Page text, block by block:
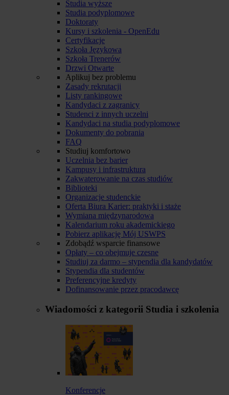
Studia wyższe
Studia podyplomowe
Doktoraty
Kursy i szkolenia - OpenEdu
Certyfikacje
Szkoła Językowa
Szkoła Trenerów
Drzwi Otwarte
Aplikuj bez problemu
Zasady rekrutacji
Listy rankingowe
Kandydaci z zagranicy
Studenci z innych uczelni
Kandydaci na studia podyplomowe
Dokumenty do pobrania
FAQ
Studiuj komfortowo
Uczelnia bez barier
Kampusy i infrastruktura
Zakwaterowanie na czas studiów
Biblioteki
Organizacje studenckie
Oferta Biura Karier: praktyki i staże
Wymiana międzynarodowa
Kalendarium roku akademickiego
Pobierz aplikację Mój USWPS
Zdobądź wsparcie finansowe
Opłaty – co obejmuje czesne
Studiuj za darmo – stypendia dla kandydatów
Stypendia dla studentów
Preferencyjne kredyty
Dofinansowanie przez pracodawcę
Wiadomości z kategorii Studia i szkolenia
Konferencje